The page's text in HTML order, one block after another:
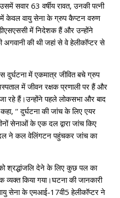
सवार 63 वर्षीय रावत, उनकी पत्नी
में केवल वायु सेना के ग्रुप कैप्टन वरुण
डीएसएससी में निदेशक हैं और उन्होंने
की थी जहां से वे हेलीकॉप्टर से
दुर्घटना में एकमात्र जीवित बचे ग्रुप
में जीवन रक्षक प्रणाली पर हैं और
रहे हैं।उन्होंने पहले लोकसभा और बाद
‘‘ दुर्घटना की जांच के लिए एयर
सेनाओं के एक दल द्वारा जांच किए
ने कल वेलिंगटन पहुंचकर जांच का
श्रद्धांजलि देने के लिए कुछ पल का
व्यक्त किया गया।घटना की जानकारी
वायु सेना के एमआई-17वी5 हेलीकॉप्टर ने